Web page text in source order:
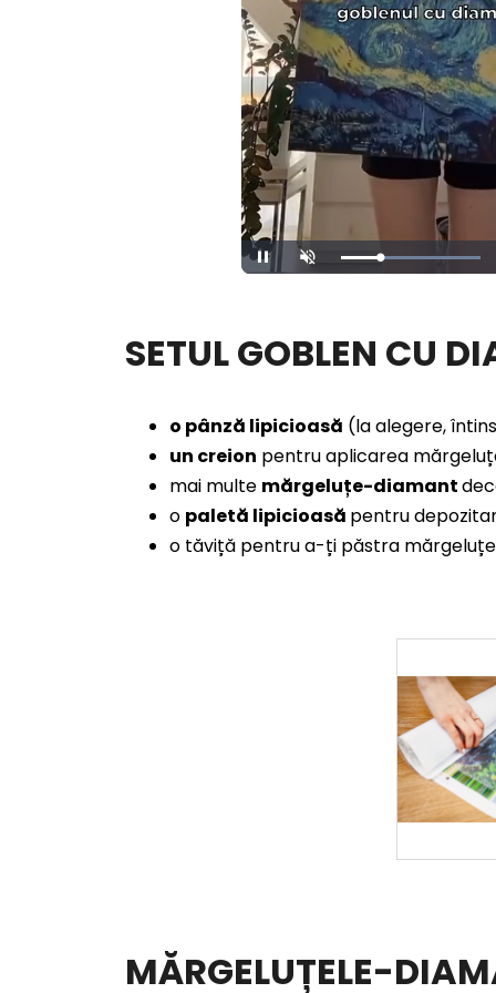
Pause Unmute Loaded:
100.00%
SETUL GOBLEN CU
o pânză lipicioasă (la alegere,
un creion pentru aplicarea
mai multe mărgeluțe-diamant
o paletă lipicioasă pentru
o tăviță pentru a-ți păstra
MĂRGELUȚELE-